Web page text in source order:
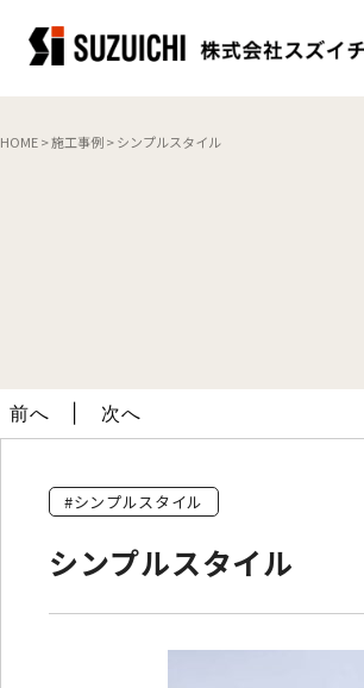
HOME>施工事例>シンプルスタイル
前へ 次へ
#シンプルスタイル
シンプルスタイル